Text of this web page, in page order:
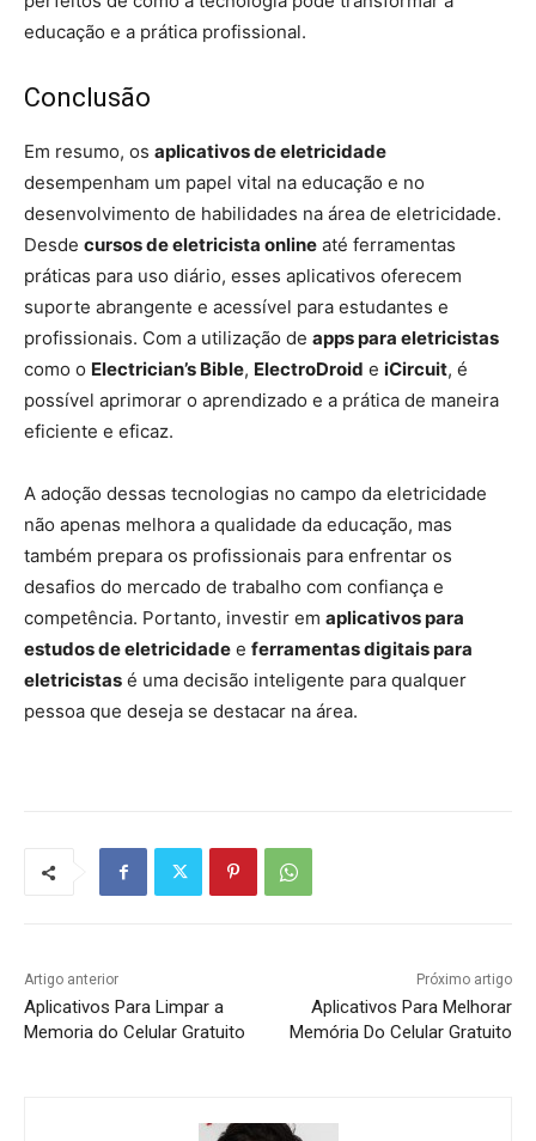
educação e a prática profissional.
Conclusão
Em resumo, os aplicativos de eletricidade
desempenham um papel vital na educação e no
desenvolvimento de habilidades na área de eletricidade.
Desde cursos de eletricista online até ferramentas
práticas para uso diário, esses aplicativos oferecem
suporte abrangente e acessível para estudantes e
profissionais. Com a utilização de apps para eletricistas
como o Electrician’s Bible, ElectroDroid e iCircuit, é
possível aprimorar o aprendizado e a prática de maneira
eficiente e eficaz.
A adoção dessas tecnologias no campo da eletricidade
não apenas melhora a qualidade da educação, mas
também prepara os profissionais para enfrentar os
desafios do mercado de trabalho com confiança e
competência. Portanto, investir em aplicativos para
estudos de eletricidade e ferramentas digitais para
eletricistas é uma decisão inteligente para qualquer
pessoa que deseja se destacar na área.
Artigo anterior
Aplicativos Para Limpar a
Memoria do Celular Gratuito
Próximo artigo
Aplicativos Para Melhorar
Memória Do Celular Gratuito